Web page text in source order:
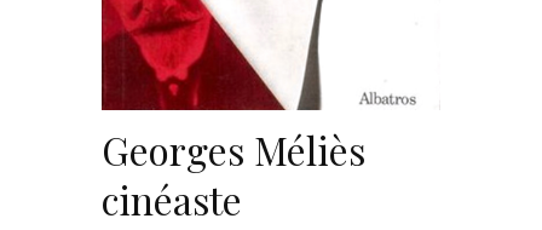
Georges Méliès
cinéaste